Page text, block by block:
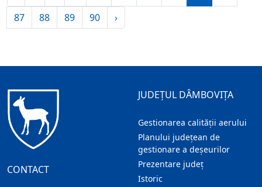
87
88 89 90 ›
CONTACT
JUDEȚUL DÂMBOVIȚA
Gestionarea calității aerului
Planului județean de
gestionare a deșeurilor
Prezentare judeţ
Istoric